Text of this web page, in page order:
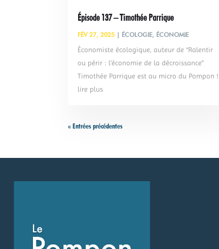
Épisode 137 – Timothée Parrique
FÉV 27, 2025 | ÉCOLOGIE, ÉCONOMIE
Économiste écologique, auteur de “Ralentir
ou périr : l’économie de la décroissance”
Timothée Parrique est au micro du Pompon !
lire plus
« Entrées précédentes